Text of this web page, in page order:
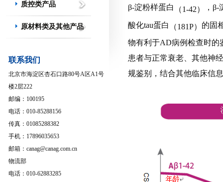
质控类产品
原材料类及其他产品
联系我们
北京市海淀区杏石口路80号A区A1号
楼2层222
邮编：100195
电话：010-85288156
传真：01085288382
手机：17896035653
邮箱：canag@canag.com.cn
物流部
电话：010-62883285
β-淀粉样蛋白 （1-42） ，β-
酸化tau蛋白 （181P） 的固
物有利于AD病例检查时的
患者与正常衰老、其他神
规鉴别，结合其他临床信